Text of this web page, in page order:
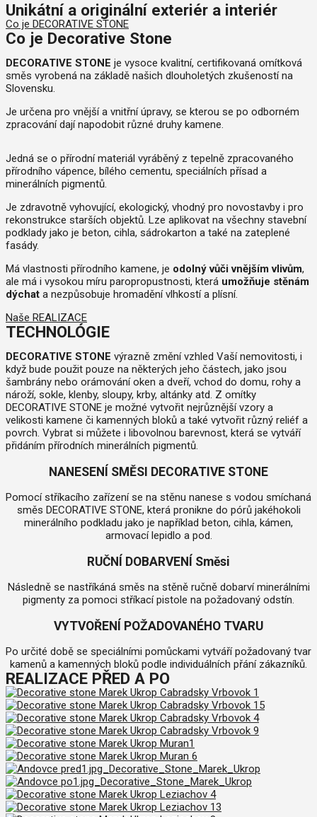
Unikátní a originální exteriér a interiér
Co je DECORATIVE STONE
Co je Decorative Stone
DECORATIVE STONE je vysoce kvalitní, certifikovaná omítková
směs vyrobená na základě našich dlouholetých zkušeností na
Slovensku.
Je určena pro vnější a vnitřní úpravy, se kterou se po odborném
zpracování dají napodobit různé druhy kamene.
Jedná se o přírodní materiál vyráběný z tepelně zpracovaného
přírodního vápence, bílého cementu, speciálních přísad a
minerálních pigmentů.
Je zdravotně vyhovující, ekologický, vhodný pro novostavby i pro
rekonstrukce starších objektů. Lze aplikovat na všechny stavební
podklady jako je beton, cihla, sádrokarton a také na zateplené
fasády.
Má vlastnosti přírodního kamene, je odolný vůči vnějším vlivům,
ale má i vysokou míru paropropustnosti, která umožňuje stěnám
dýchat a nezpůsobuje hromadění vlhkostí a plísní.
Naše REALIZACE
TECHNOLÓGIE
DECORATIVE STONE výrazně změní vzhled Vaší nemovitosti, i
když bude použit pouze na některých jeho částech, jako jsou
šambrány nebo orámování oken a dveří, vchod do domu, rohy a
nároží, sokle, klenby, sloupy, krby, altánky atd. Z omítky
DECORATIVE STONE je možné vytvořit nejrůznější vzory a
velikosti kamene či kamenných bloků a také vytvořit různý reliéf a
povrch. Vybrat si můžete i libovolnou barevnost, která se vytváří
přidáním přírodních minerálních pigmentů.
NANESENÍ SMĚSI DECORATIVE STONE
Pomocí stříkacího zařízení se na stěnu nanese s vodou smíchaná
směs DECORATIVE STONE, která pronikne do pórů jakéhokoli
minerálního podkladu jako je například beton, cihla, kámen,
armovací lepidlo a pod.
RUČNÍ DOBARVENÍ Směsi
Následně se nastříkáná směs na stěně ručně dobarví minerálními
pigmenty za pomoci stříkací pistole na požadovaný odstín.
VYTVOŘENÍ POŽADOVANÉHO TVARU
Po určité době se speciálními pomůckami vytváří požadovaný tvar
kamenů a kamenných bloků podle individuálních přání zákazníků.
REALIZACE PŘED A PO